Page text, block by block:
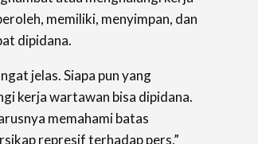
memiliki, menyimpan, dan
dipidana.
jelas. Siapa pun yang
kerja wartawan bisa dipidana.
memahami batas
represif terhadap pers,”